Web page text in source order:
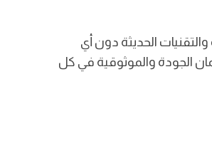
الحديثة دون أي
الجودة والموثوقية في كل